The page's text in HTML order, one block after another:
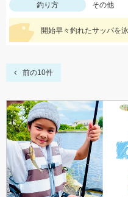
釣り方
その他
前の10件